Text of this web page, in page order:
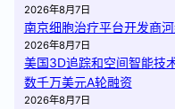
2026年8月7日
南京细胞治疗平台开发商
2026年8月7日
美国3D追踪和空间智能技
数千万美元A轮融资
2026年8月7日